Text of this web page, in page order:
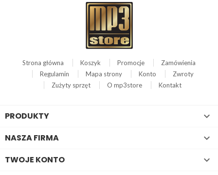
Strona główna Koszyk Promocje
Zamówienia
Regulamin
Mapa strony Konto
Zwroty
Zużyty sprzęt
O mp3store Kontakt
PRODUKTY 
NASZA FIRMA 
TWOJE KONTO 